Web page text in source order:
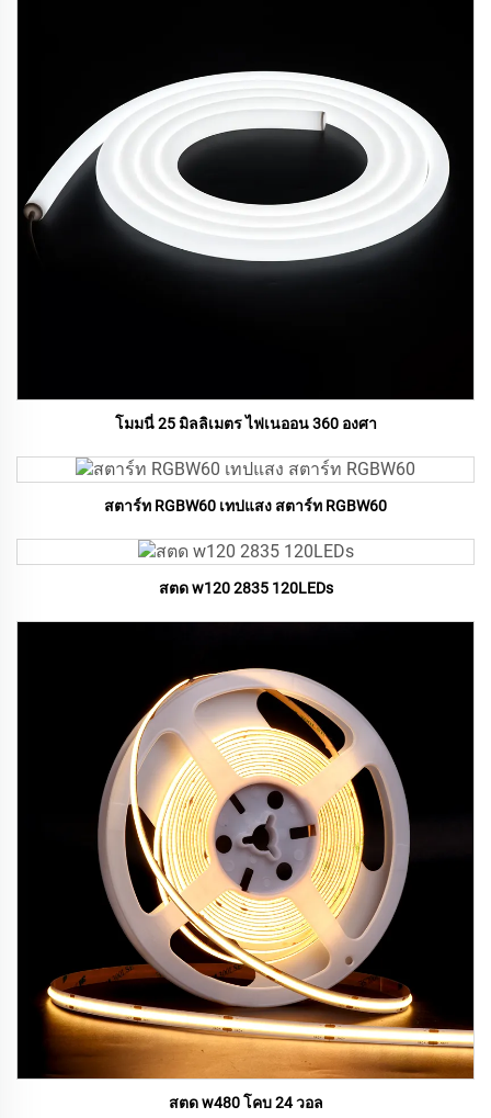
โมมนี่ 25 มิลลิเมตร ไฟเนออน 360 องศา
สตาร์ท RGBW60 เทปแสง สตาร์ท RGBW60
สตด w120 2835 120LEDs
สตด w480 โคบ 24 วอล